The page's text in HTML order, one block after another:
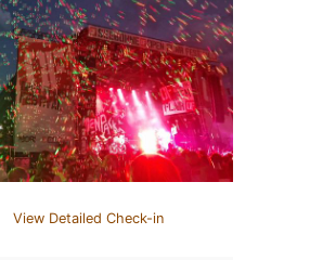
View Detailed Check-in